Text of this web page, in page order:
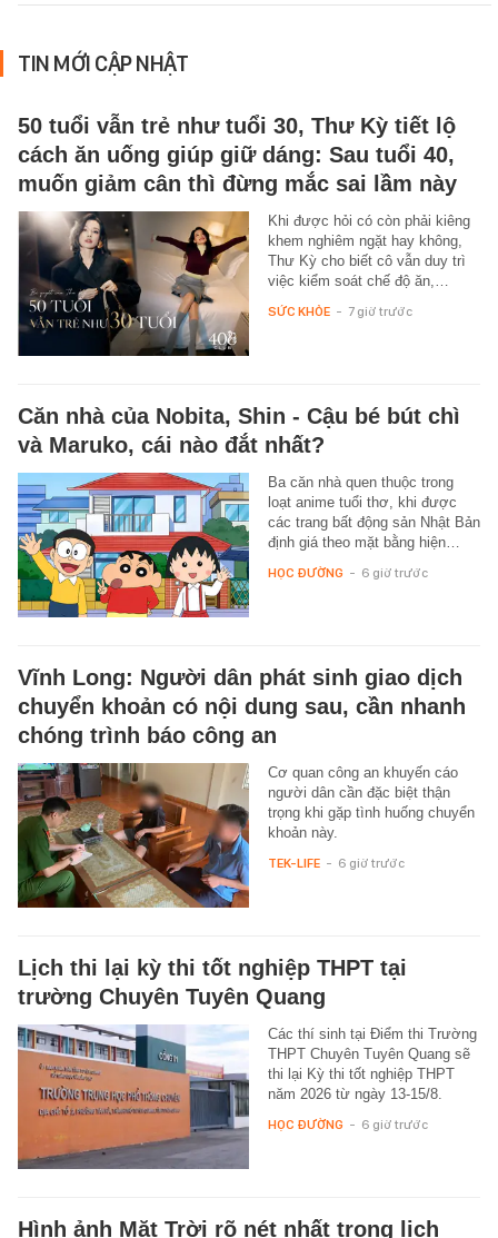
TIN MỚI CẬP NHẬT
50 tuổi vẫn trẻ như tuổi 30, Thư Kỳ tiết lộ
cách ăn uống giúp giữ dáng: Sau tuổi 40,
muốn giảm cân thì đừng mắc sai lầm này
Khi được hỏi có còn phải kiêng
khem nghiêm ngặt hay không,
Thư Kỳ cho biết cô vẫn duy trì
việc kiểm soát chế độ ăn,…
SỨC KHỎE - 7 giờ trước
Căn nhà của Nobita, Shin - Cậu bé bút chì
và Maruko, cái nào đắt nhất?
Ba căn nhà quen thuộc trong
loạt anime tuổi thơ, khi được
các trang bất động sản Nhật Bản
định giá theo mặt bằng hiện…
HỌC ĐƯỜNG - 6 giờ trước
Vĩnh Long: Người dân phát sinh giao dịch
chuyển khoản có nội dung sau, cần nhanh
chóng trình báo công an
Cơ quan công an khuyến cáo
người dân cần đặc biệt thận
trọng khi gặp tình huống chuyển
khoản này.
TEK-LIFE - 6 giờ trước
Lịch thi lại kỳ thi tốt nghiệp THPT tại
trường Chuyên Tuyên Quang
Các thí sinh tại Điểm thi Trường
THPT Chuyên Tuyên Quang sẽ
thi lại Kỳ thi tốt nghiệp THPT
năm 2026 từ ngày 13-15/8.
HỌC ĐƯỜNG - 6 giờ trước
Hình ảnh Mặt Trời rõ nét nhất trong lịch